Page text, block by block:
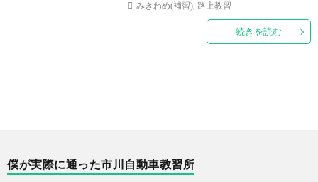
ィ
みきわめ(補習), 路上教習
続きを読む
僕が実際に通った市川自動車教習所